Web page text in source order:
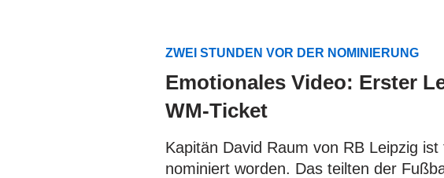
ZWEI STUNDEN VOR DER NOMINIERUNG
Emotionales Video: Erster
WM-Ticket
Kapitän David Raum von RB Leipzig
nominiert worden. Das teilten der